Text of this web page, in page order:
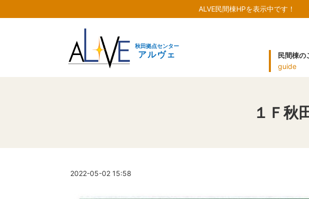
ALVE民間棟HPを表示中です！
秋田拠点センター
アルヴェ
民間棟の
guide
１Ｆ秋
2022-05-02 15:58